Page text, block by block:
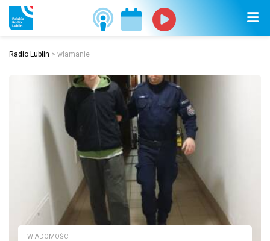
Radio Lublin > włamanie
WIADOMOŚCI